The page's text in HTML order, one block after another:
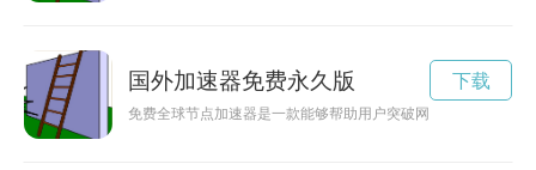
国外加速器免费永久版
免费全球节点加速器是一款能够帮助用户突破网络地域限制，
下载